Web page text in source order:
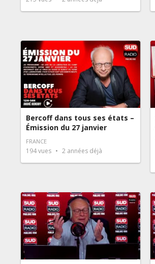
Bercoff dans tous ses états –
Émission du 27 janvier
FRANCE
194vues 2 années déjà